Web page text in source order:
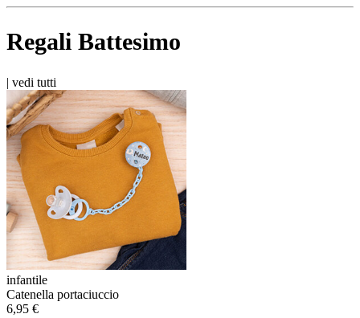
Regali Battesimo
| vedi tutti
infantile
Catenella portaciuccio
6,95 €